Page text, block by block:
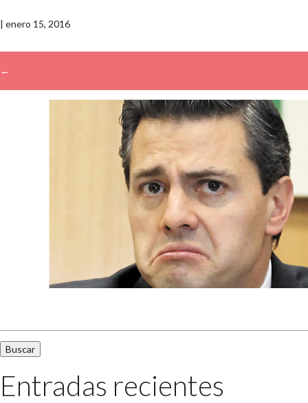
| enero 15, 2016
←
Entradas recientes